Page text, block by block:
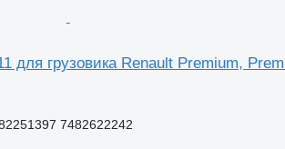
грузовика Renault Premium,
7482622242